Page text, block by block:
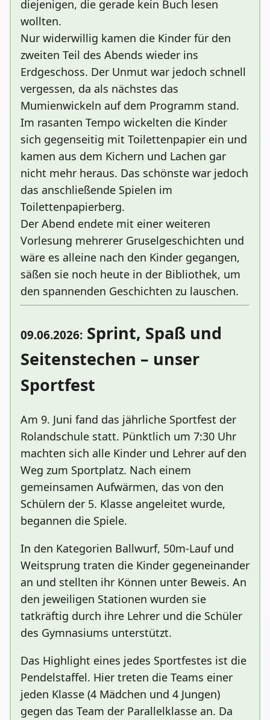
diejenigen, die gerade kein Buch lesen
wollten.
Nur widerwillig kamen die Kinder für den
zweiten Teil des Abends wieder ins
Erdgeschoss. Der Unmut war jedoch schnell
vergessen, da als nächstes das
Mumienwickeln auf dem Programm stand.
Im rasanten Tempo wickelten die Kinder
sich gegenseitig mit Toilettenpapier ein und
kamen aus dem Kichern und Lachen gar
nicht mehr heraus. Das schönste war jedoch
das anschließende Spielen im
Toilettenpapierberg.
Der Abend endete mit einer weiteren
Vorlesung mehrerer Gruselgeschichten und
wäre es alleine nach den Kinder gegangen,
säßen sie noch heute in der Bibliothek, um
den spannenden Geschichten zu lauschen.
09.06.2026: Sprint, Spaß und
Seitenstechen – unser
Sportfest
Am 9. Juni fand das jährliche Sportfest der
Rolandschule statt. Pünktlich um 7:30 Uhr
machten sich alle Kinder und Lehrer auf den
Weg zum Sportplatz. Nach einem
gemeinsamen Aufwärmen, das von den
Schülern der 5. Klasse angeleitet wurde,
begannen die Spiele.
In den Kategorien Ballwurf, 50m-Lauf und
Weitsprung traten die Kinder gegeneinander
an und stellten ihr Können unter Beweis. An
den jeweiligen Stationen wurden sie
tatkräftig durch ihre Lehrer und die Schüler
des Gymnasiums unterstützt.
Das Highlight eines jedes Sportfestes ist die
Pendelstaffel. Hier treten die Teams einer
jeden Klasse (4 Mädchen und 4 Jungen)
gegen das Team der Parallelklasse an. Da